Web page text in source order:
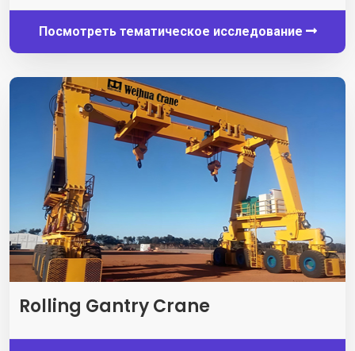
Посмотреть тематическое исследование
Rolling Gantry Crane